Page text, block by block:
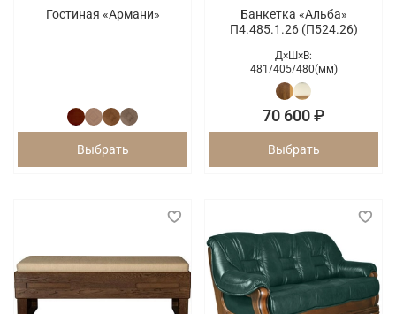
Гостиная «Армани»
Выбрать
Банкетка «Альба»
П4.485.1.26 (П524.26)
Д×Ш×В:
481/405/480(мм)
70 600 ₽
Выбрать